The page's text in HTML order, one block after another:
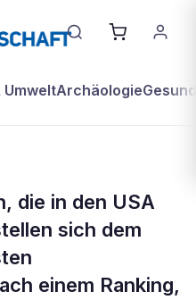
UmweltArchäologie
die in den
die in den USA
sich dem
einem Ranking,